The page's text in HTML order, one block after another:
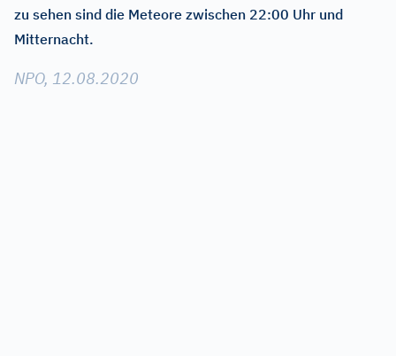
zu sehen sind die Meteore zwischen 22:00 Uhr und
Mitternacht.
NPO, 12.08.2020